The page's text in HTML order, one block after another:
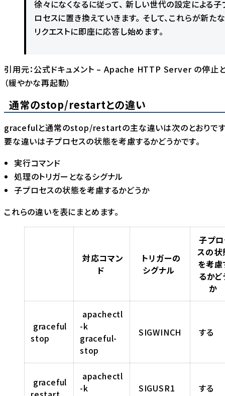
徐々になくなるに従って、 新しい世代の設定による子
ロセスに置き換えていきます。 そして、これらが新たな
リクエストに即座に応答し始めます。
引用元：公式ドキュメント – Apache HTTP Server の停止
（緩やかな再起動）
通常のstop/restartとの違い
gracefulと通常のstop/restartの主な違いは次のとおりです
要な違いは子プロセスの状態を考慮するかどうかです。
実行コマンド
処理のトリガーとなるシグナル
子プロセスの状態を考慮するかどうか
これらの違いを表にまとめます。
対応コマン
ド
トリガーの
シグナル
子プ
スの状
を考慮
るかど
か
graceful
stop
apachectl
-k
graceful-
stop
SIGWINCH する
graceful
apachectl
-k
SIGUSR1 する